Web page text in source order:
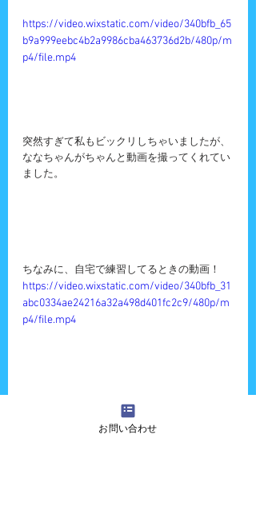
https://video.wixstatic.com/video/340bfb_65
b9a999eebc4b2a9986cba463736d2b/480p/m
p4/file.mp4
突然すぎて私もビックリしちゃいましたが、
ななちゃんがちゃんと動画を撮ってくれてい
ました。
ちなみに、自宅で練習してるときの動画！
https://video.wixstatic.com/video/340bfb_31
abc0334ae24216a32a498d401fc2c9/480p/m
p4/file.mp4
ももちゃん爆笑してます。
お問い合わせ